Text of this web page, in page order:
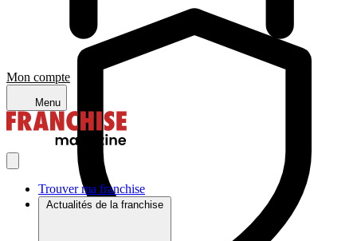
Mon compte
Menu
Trouver ma franchise
Actualités de la franchise